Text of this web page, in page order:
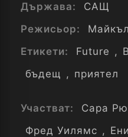
Държава:
САЩ
Режисьор:
Етикети:
Future ,
бъдещ , приятел
Участват: Сара Рю
Фред Уилямс ,